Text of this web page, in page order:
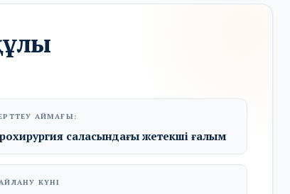
АЙМАҒЫ:
саласындағы жетекші ғалым
КҮНІ